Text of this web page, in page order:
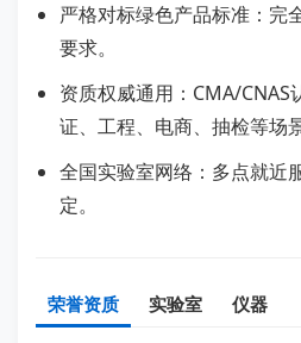
严格对标绿色产品标准：完
要求。
资质权威通用：CMA/CNAS
证、工程、电商、抽检等场景
全国实验室网络：多点就近
定。
荣誉资质 实验室 仪器